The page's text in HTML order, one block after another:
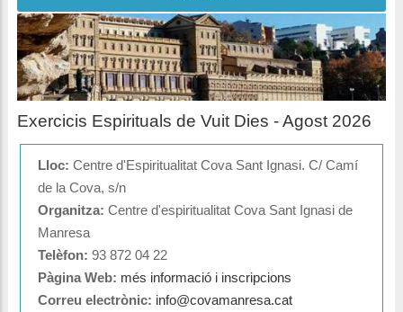
Exercicis Espirituals de Vuit Dies - Agost 2026
Lloc: Centre d'Espiritualitat Cova Sant Ignasi. C/ Camí
de la Cova, s/n
Organitza: Centre d'espiritualitat Cova Sant Ignasi de
Manresa
Telèfon: 93 872 04 22
Pàgina Web: més informació i inscripcions
Correu electrònic: info@covamanresa.cat